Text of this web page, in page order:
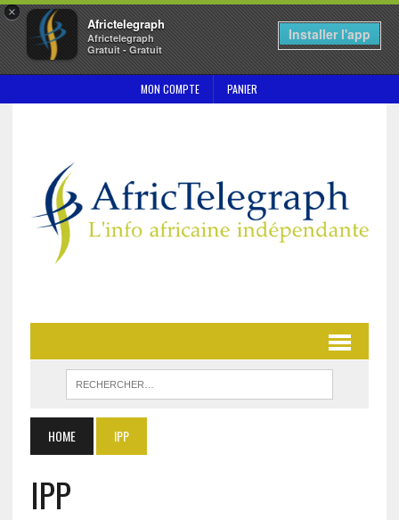
×
Africtelegraph
Africtelegraph
Gratuit - Gratuit
Installer l'app
MON COMPTE PANIER
HOME IPP
IPP